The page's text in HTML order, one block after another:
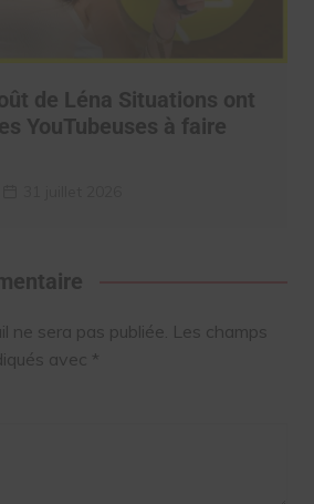
de Léna Situations ont
YouTubeuses à faire
ne sera pas publiée. Les champs
avec *